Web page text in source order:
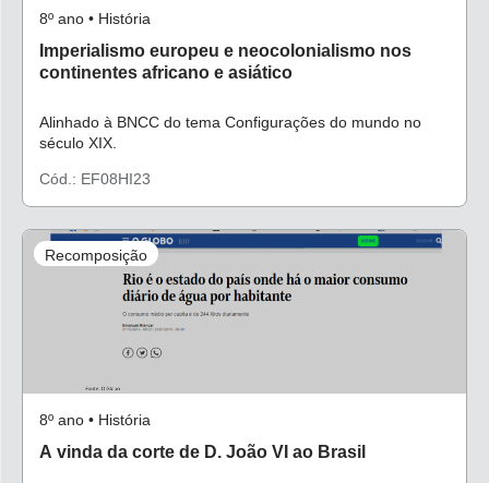
8º ano • História
Imperialismo europeu e neocolonialismo nos
continentes africano e asiático
Alinhado à BNCC do tema Configurações do mundo no
século XIX.
Cód.: EF08HI23
Recomposição
8º ano • História
A vinda da corte de D. João VI ao Brasil